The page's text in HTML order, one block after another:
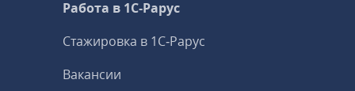
Работа в 1С‑Рарус
Стажировка в 1С‑Рарус
Вакансии